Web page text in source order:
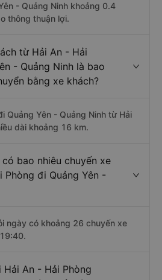
- Quảng Ninh khoảng 0.4
thông thuận lợi.
từ Hải An - Hải
- Quảng Ninh là bao
bằng xe khách?
Quảng Yên - Quảng Ninh từ Hải
dài khoảng 16 km.
bao nhiêu chuyến xe
Phòng đi Quảng Yên -
ngày có khoảng 26 chuyến xe
An - Hải Phòng